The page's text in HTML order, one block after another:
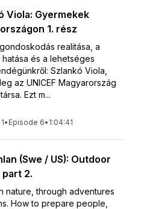
Viola: Gyermekek
1. rész
realitása, a
és a lehetséges
Szlankó Viola,
az UNICEF Magyarország
Ezt m...
• Episode 6• 1:04:41
(Swe / US): Outdoor
2.
nature, through adventures
How to prepare people,